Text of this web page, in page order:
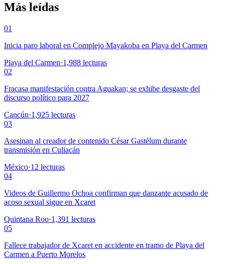
Más leídas
01
Inicia paro laboral en Complejo Mayakoba en Playa del Carmen
Playa del Carmen·1,988 lecturas
02
Fracasa manifestación contra Aguakan; se exhibe desgaste del
discurso político para 2027
Cancún·1,925 lecturas
03
Asesinan al creador de contenido César Gastélum durante
transmisión en Culiacán
México·12 lecturas
04
Videos de Guillermo Ochoa confirman que danzante acusado de
acoso sexual sigue en Xcaret
Quintana Roo·1,391 lecturas
05
Fallece trabajador de Xcaret en accidente en tramo de Playa del
Carmen a Puerto Morelos